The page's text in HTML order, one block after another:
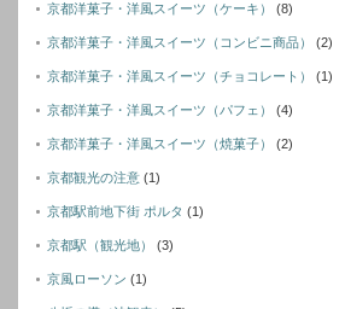
京都洋菓子・洋風スイーツ（ケーキ） (8)
京都洋菓子・洋風スイーツ（コンビニ商品） (2)
京都洋菓子・洋風スイーツ（チョコレート） (1)
京都洋菓子・洋風スイーツ（パフェ） (4)
京都洋菓子・洋風スイーツ（焼菓子） (2)
京都観光の注意 (1)
京都駅前地下街 ポルタ (1)
京都駅（観光地） (3)
京風ローソン (1)